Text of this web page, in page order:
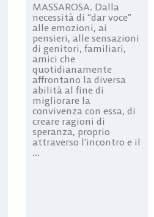
MASSAROSA. Dalla
necessità di “dar voce”
alle emozioni, ai
pensieri, alle sensazioni
di genitori, familiari,
amici che
quotidianamente
affrontano la diversa
abilità al fine di
migliorare la
convivenza con essa, di
creare ragioni di
speranza, proprio
attraverso l’incontro e il
...